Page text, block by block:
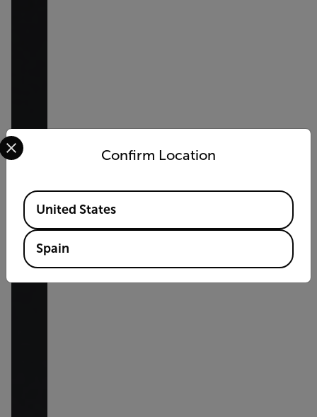
Confirm Location
Select your preferred country and language from the
Available Locations
United States
Spain